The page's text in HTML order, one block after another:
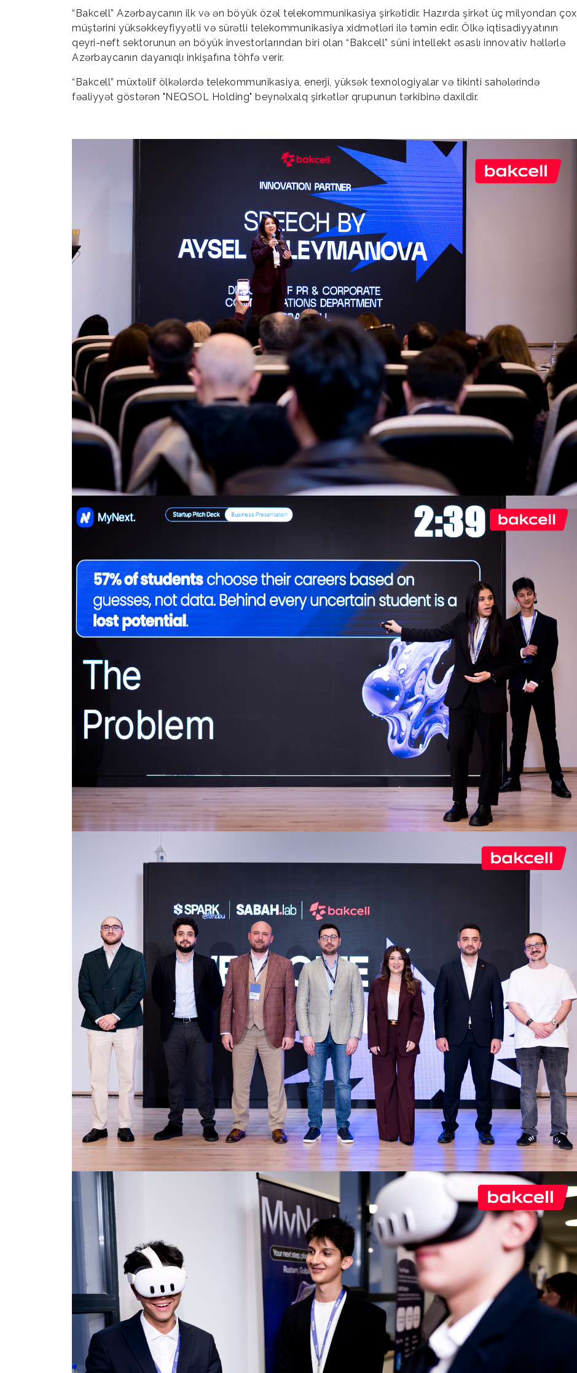
“Bakcell” Azərbaycanın ilk və ən böyük özəl telekommunikasiya şirkətidir. Hazırda şirkət üç milyondan çox
müştərini yüksəkkeyfiyyətli və sürətli telekommunikasiya xidmətləri ilə təmin edir. Ölkə iqtisadiyyatının
qeyri-neft sektorunun ən böyük investorlarından biri olan “Bakcell” süni intellekt əsaslı innovativ həllərlə
Azərbaycanın dayanıqlı inkişafına töhfə verir.
“Bakcell” müxtəlif ölkələrdə telekommunikasiya, enerji, yüksək texnologiyalar və tikinti sahələrində
fəaliyyət göstərən "NEQSOL Holding" beynəlxalq şirkətlər qrupunun tərkibinə daxildir.